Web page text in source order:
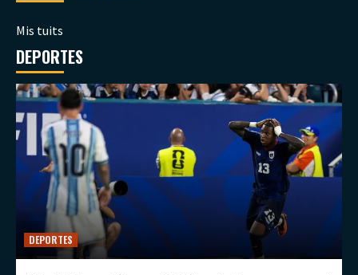
Mis tuits
DEPORTES
DEPORTES